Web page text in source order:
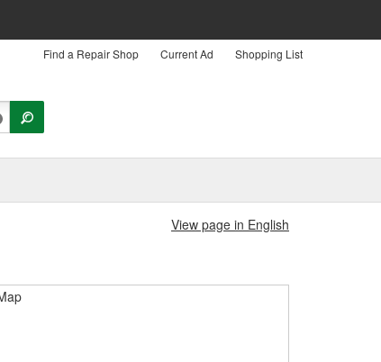
Find a Repair Shop Current Ad Shopping List
View page in English